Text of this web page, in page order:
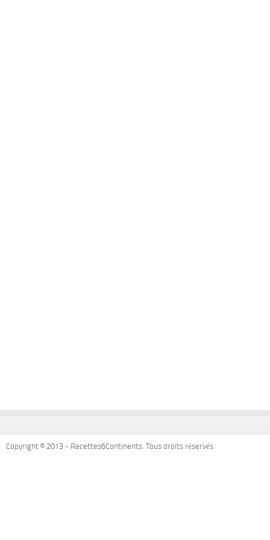
Copyright © 2013 - Recettes6Continents. Tous droits réservés